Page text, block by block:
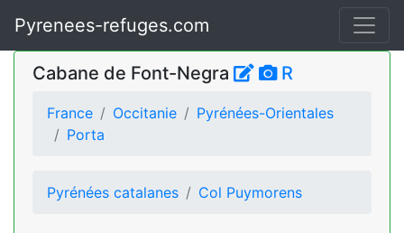
Pyrenees-refuges.com
Cabane de Font-Negra R
France Occitanie
Pyrénées-Orientales
Porta
Pyrénées catalanes Col Puymorens